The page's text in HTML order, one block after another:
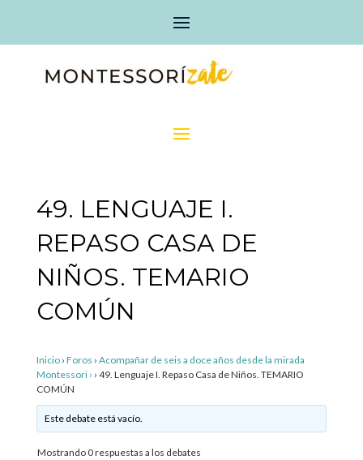
49. LENGUAJE I.
REPASO CASA DE
NIÑOS. TEMARIO
COMÚN
Inicio › Foros › Acompañar de seis a doce años desde la mirada
Montessori › › 49. Lenguaje I. Repaso Casa de Niños. TEMARIO
COMÚN
Este debate está vacío.
Mostrando 0 respuestas a los debates